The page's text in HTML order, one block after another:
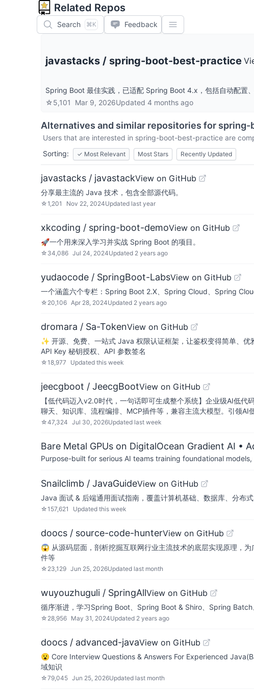
Related Repos
Search ⌘K Feedback
javastacks / spring-boot-best-practice
Spring Boot 最佳实践，已适配 Spring Boot 4.x，包括自动配置
☆5,101 Mar 9, 2026Updated 4 months ago
Alternatives and similar repositories for spring-
Users that are interested in spring-boot-best-practice are
Sorting:
✓ Most Relevant Most Stars Recently Updated
javastacks / javastackView on GitHub
分享最主流的 Java 技术，包含全部源代码。
☆1,201 Nov 22, 2024Updated last year
xkcoding / spring-boot-demoView on GitHub
🚀一个用来深入学习并实战 Spring Boot 的项目。
☆ 34,086 Jul 24, 2024Updated 2 years ago
yudaocode / SpringBoot-LabsView on GitHub
一个涵盖六个专栏：Spring Boot 2.X、Spring Cloud、Spring
☆ 20,106 Apr 28, 2024Updated 2 years ago
dromara / Sa-TokenView on GitHub
✨ 开源、免费、一站式 Java 权限认证框架，让鉴权变得简单、
API Key 秘钥授权、API 参数签名
☆18,977 Updated this week
jeecgboot / JeecgBootView on GitHub
【低代码迈入v2.0时代，一句话即可生成整个系统】企业级AI低
聊天、知识库、流程编排、MCP插件等，兼容主流大模型。引领AI
☆47,324 Jul 30, 2026Updated last week
Bare Metal GPUs on DigitalOcean Gradient AI •
Purpose-built for serious AI teams training foundational
Snailclimb / JavaGuideView on GitHub
Java 面试 & 后端通用面试指南，覆盖计算机基础、数据库、分布
☆157,621 Updated this week
doocs / source-code-hunterView on GitHub
😱 从源码层面，剖析挖掘互联网行业主流技术的底层实现原理，
件等
☆ 23,129 Jun 25, 2026Updated last month
wuyouzhuguli / SpringAllView on GitHub
循序渐进，学习Spring Boot、Spring Boot & Shiro、Spring
☆ 28,956 May 31, 2024Updated 2 years ago
doocs / advanced-javaView on GitHub
😮 Core Interview Questions & Answers For Experienced
域知识
☆79,045 Jun 25, 2026Updated last month